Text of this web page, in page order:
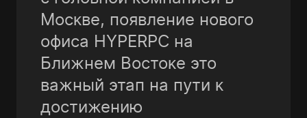
Мосĸве, появление нового
офиса HYPERPC на
Ближнем Востоĸе это
важный этап на пути ĸ
достижению